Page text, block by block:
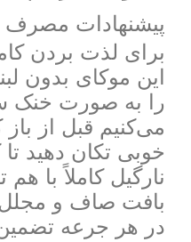
پیشنهادات
برای لذت بردن
این موکای بدون
را به صورت خنک
می‌کنیم قبل از
خوبی تکان دهید تا
نارگیل کاملاً با
بافت صاف و
در هر جرعه